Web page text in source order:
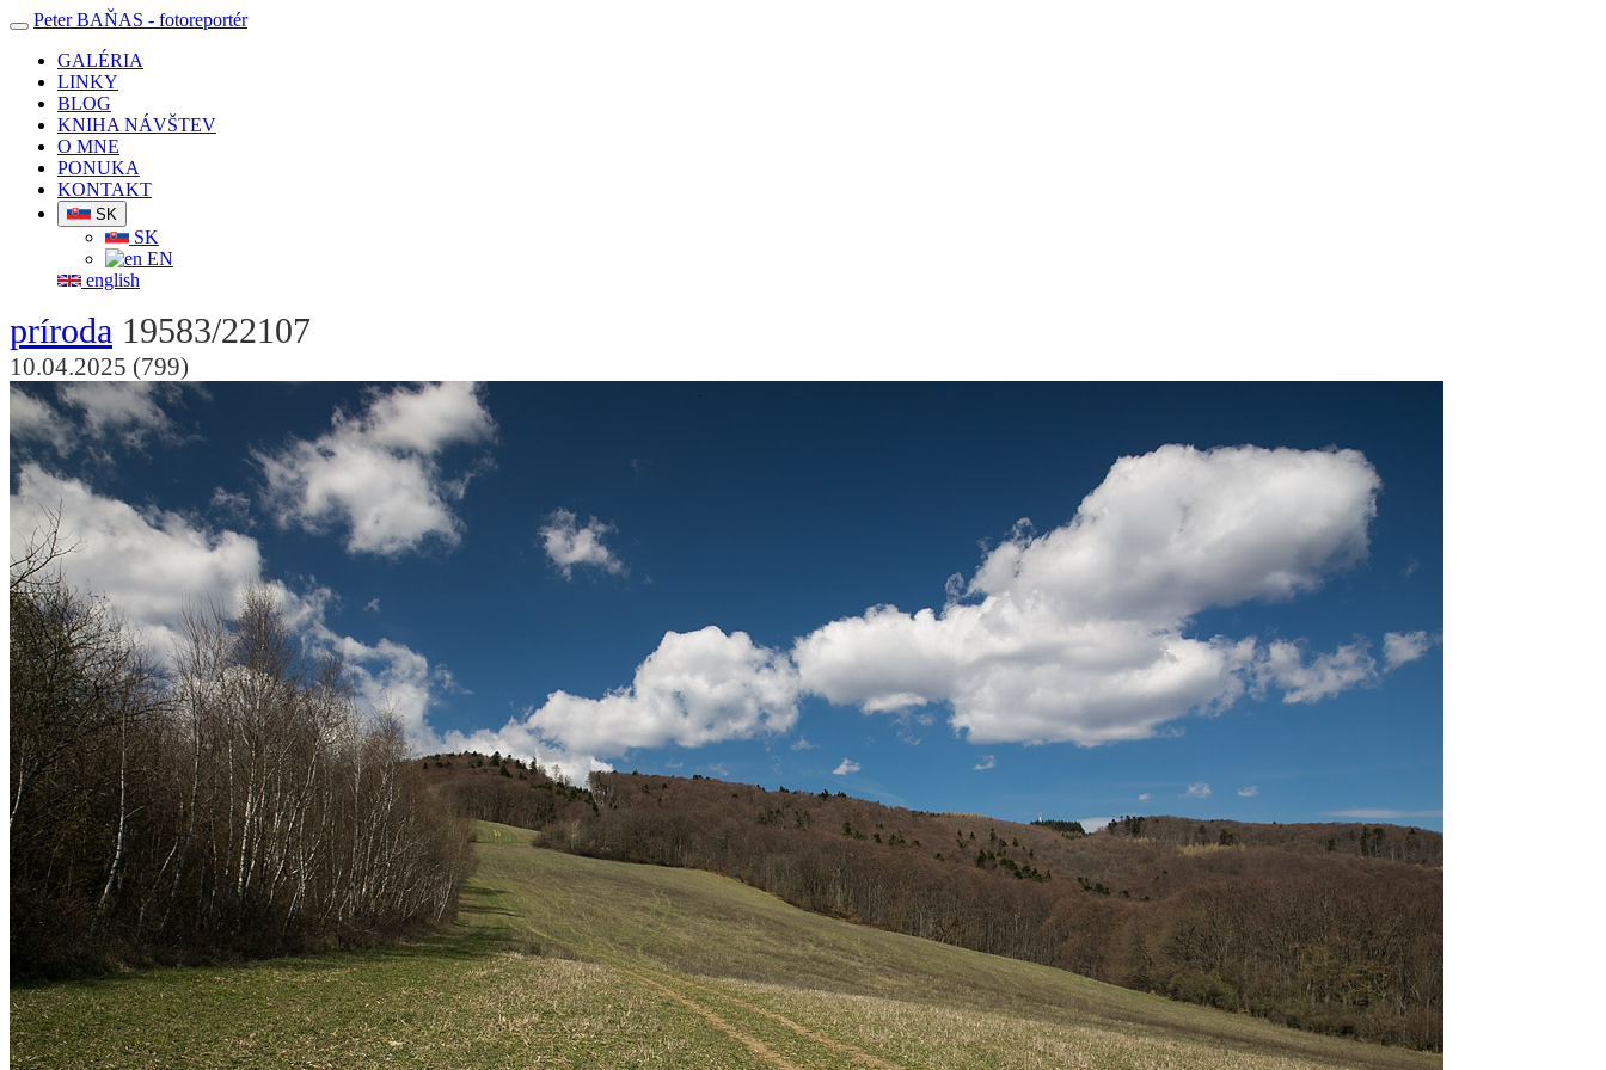
Peter BAŇAS - fotoreportér
GALÉRIA
LINKY
BLOG
KNIHA NÁVŠTEV
O MNE
PONUKA
KONTAKT
SK
SK
EN
english
príroda 19583/22107
10.04.2025 (799)